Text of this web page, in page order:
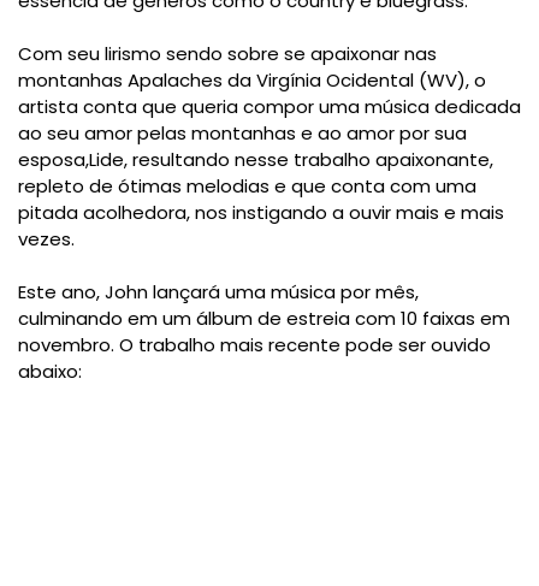
Com seu lirismo sendo sobre se apaixonar nas
montanhas Apalaches da Virgínia Ocidental (WV), o
artista conta que queria compor uma música dedicada
ao seu amor pelas montanhas e ao amor por sua
esposa,Lide, resultando nesse trabalho apaixonante,
repleto de ótimas melodias e que conta com uma
pitada acolhedora, nos instigando a ouvir mais e mais
vezes.
Este ano, John lançará uma música por mês,
culminando em um álbum de estreia com 10 faixas em
novembro. O trabalho mais recente pode ser ouvido
abaixo: